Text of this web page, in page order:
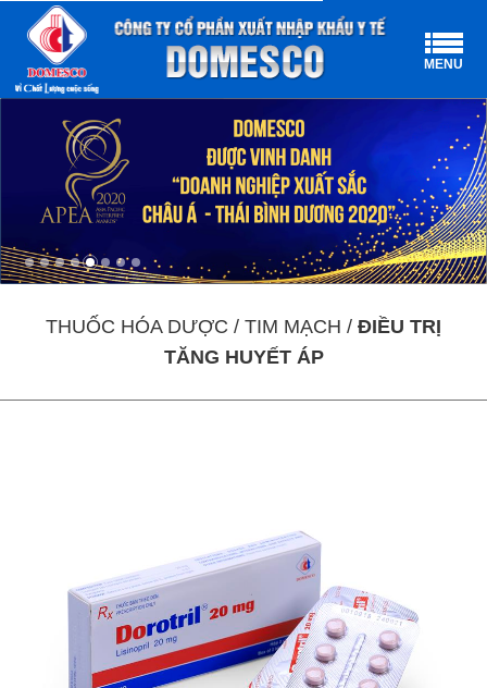
MENU
THUỐC HÓA DƯỢC / TIM MẠCH / ĐIỀU TRỊ
TĂNG HUYẾT ÁP